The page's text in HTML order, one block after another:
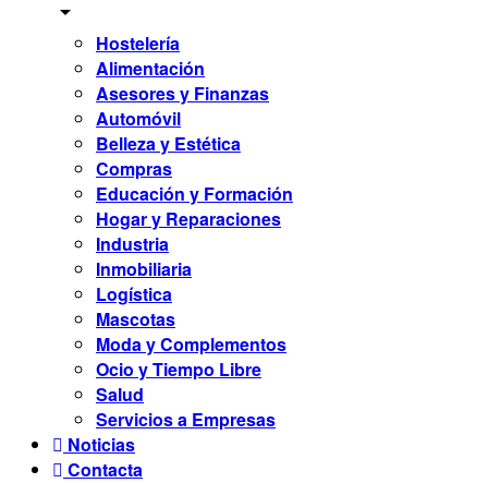
Hostelería
Alimentación
Asesores y Finanzas
Automóvil
Belleza y Estética
Compras
Educación y Formación
Hogar y Reparaciones
Industria
Inmobiliaria
Logística
Mascotas
Moda y Complementos
Ocio y Tiempo Libre
Salud
Servicios a Empresas
Noticias
Contacta